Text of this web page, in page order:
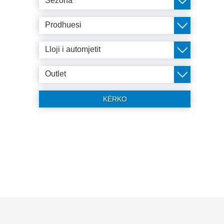
Prodhuesi
Lloji i automjetit
Outlet
KËRKO